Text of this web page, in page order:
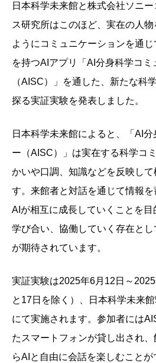
日本科学未来館と株式会社ソニ
ス研究所はこのほど、実在の人
ようにコミュニケーションを通じ
を持つAIアプリ「AI分身科学コミ
（AISC）」を通した、新たな科
探る実証実験を発表しました。
日本科学未来館によると、「AI
ー（AISC）」は実在する科学コ
かいや口調、知識などを反映し
す。来館者と対話を通じて情報
AIが相互に成長していくことを
学び合い、協働していく存在と
が期待されています。
実証実験は2025年6月12日～
と17日を除く）、日本科学未来
にて実施されます。参加者には
たスマートフォンが貸し出され
らAIと自由に会話を楽しむこと